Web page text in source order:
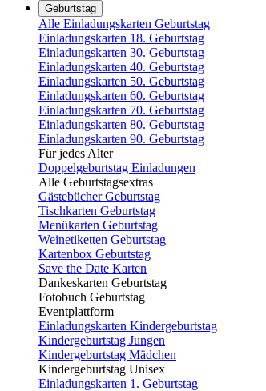
Geburtstag
Alle Einladungskarten Geburtstag
Einladungskarten 18. Geburtstag
Einladungskarten 30. Geburtstag
Einladungskarten 40. Geburtstag
Einladungskarten 50. Geburtstag
Einladungskarten 60. Geburtstag
Einladungskarten 70. Geburtstag
Einladungskarten 80. Geburtstag
Einladungskarten 90. Geburtstag
Für jedes Alter
Doppelgeburtstag Einladungen
Alle Geburtstagsextras
Gästebücher Geburtstag
Tischkarten Geburtstag
Menükarten Geburtstag
Weinetiketten Geburtstag
Kartenbox Geburtstag
Save the Date Karten
Dankeskarten Geburtstag
Fotobuch Geburtstag
Eventplattform
Einladungskarten Kindergeburtstag
Kindergeburtstag Jungen
Kindergeburtstag Mädchen
Kindergeburtstag Unisex
Einladungskarten 1. Geburtstag